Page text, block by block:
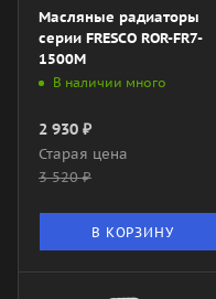
Масляные радиаторы
серии FRESCO ROR-FR7-
1500M
В наличии много
2 930 ₽
Старая цена
3 520₽
В КОРЗИНУ